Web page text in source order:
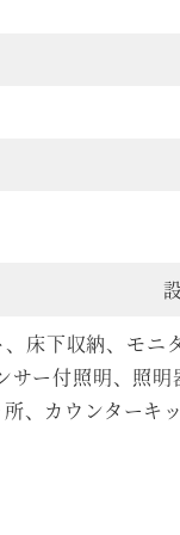
床下収納、モニ
ー付照明、照
、カウンター